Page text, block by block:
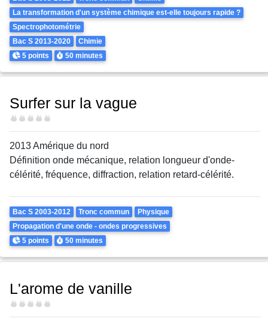
La transformation d'un système chimique est-elle toujours rapide ?
Spectrophotométrie
Bac S 2013-2020
Chimie
Points
5 points Durée
50 minutes
Surfer sur la vague
Difficulté
2013 Amérique du nord
Définition onde mécanique, relation longueur d'onde-
célérité, fréquence, diffraction, relation retard-célérité.
Theme
Bac S 2003-2012 Tronc commun
Physique
Propagation d'une onde - ondes progressives
Points
5 points Durée
50 minutes
L'arome de vanille
Difficulté